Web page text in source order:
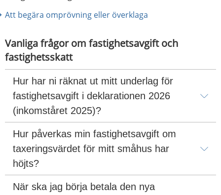
Att begära omprövning eller överklaga
Vanliga frågor om fastighetsavgift och
fastighetsskatt
Hur har ni räknat ut mitt underlag för
fastighetsavgift i deklarationen 2026
(inkomståret 2025)?
Hur påverkas min fastighetsavgift om
taxeringsvärdet för mitt småhus har
höjts?
När ska jag börja betala den nya